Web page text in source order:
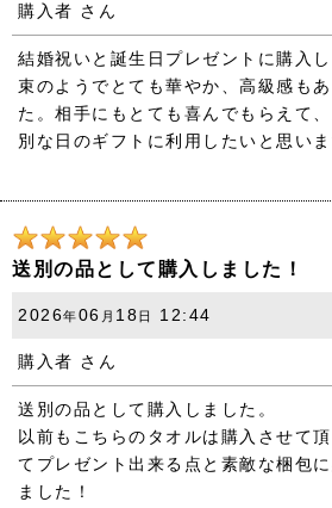
購入者 さん
結婚祝いと誕生日プレゼントに購入
束のようでとても華やか、高級感も
た。相手にもとても喜んでもらえて
別な日のギフトに利用したいと思いま
送別の品として購入しました！
2026年06 月 18 日 12:44
購入者 さん
送別の品として購入しました。
以前もこちらのタオルは購入させて
てプレゼント出来る点と素敵な梱包
ました！